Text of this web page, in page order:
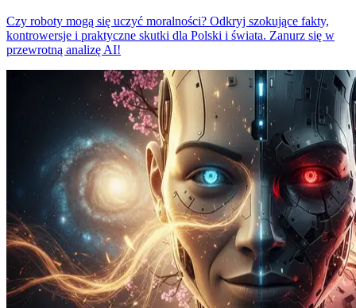
Czy roboty mogą się uczyć moralności? Odkryj szokujące fakty,
kontrowersje i praktyczne skutki dla Polski i świata. Zanurz się w
przewrotną analizę AI!